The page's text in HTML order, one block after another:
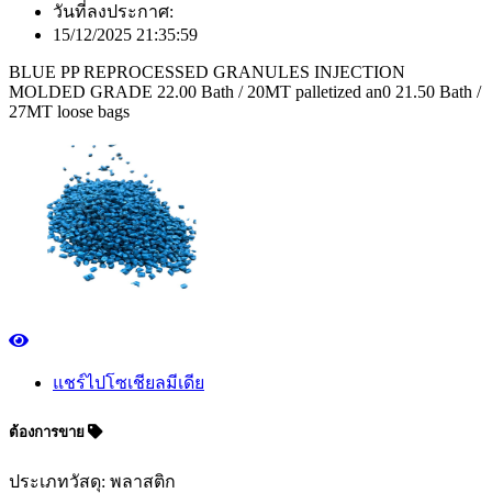
วันที่ลงประกาศ:
15/12/2025 21:35:59
BLUE PP REPROCESSED GRANULES INJECTION
MOLDED GRADE 22.00 Bath / 20MT palletized an0 21.50 Bath /
27MT loose bags
แชร์ไปโซเชียลมีเดีย
ต้องการขาย
ประเภทวัสดุ: พลาสติก